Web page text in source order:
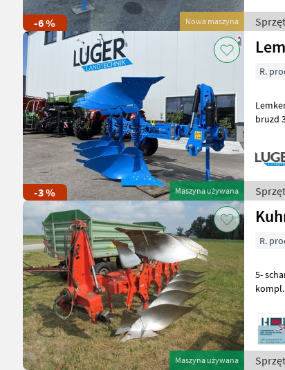
-6 % Nowa maszyna
-3 % Maszyna używana
R.
Lemken Juwel 6M -
bruzd
Maszyna używana
R.
5- scharig, Pendelstützrad, Vorschäler,